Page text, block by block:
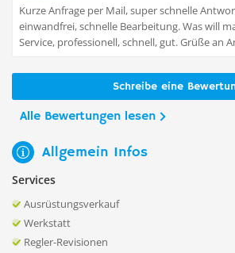
Kurze Anfrage per Mail, super schnelle
einwandfrei, schnelle Bearbeitung. Was will
Service, professionell, schnell, gut. Grüße an
Schreibe eine
Alle Bewertungen lesen
Allgemein Infos
Services
Ausrüstungsverkauf
Werkstatt
Regler-Revisionen